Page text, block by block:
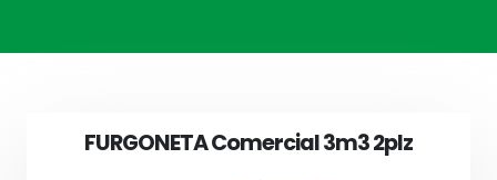
FURGONETA Comercial 3m3 2plz